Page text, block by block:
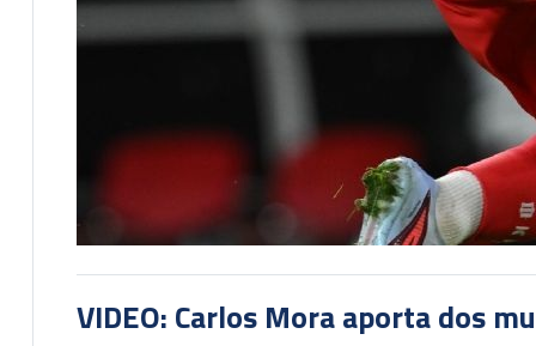
VIDEO: Carlos Mora aporta dos